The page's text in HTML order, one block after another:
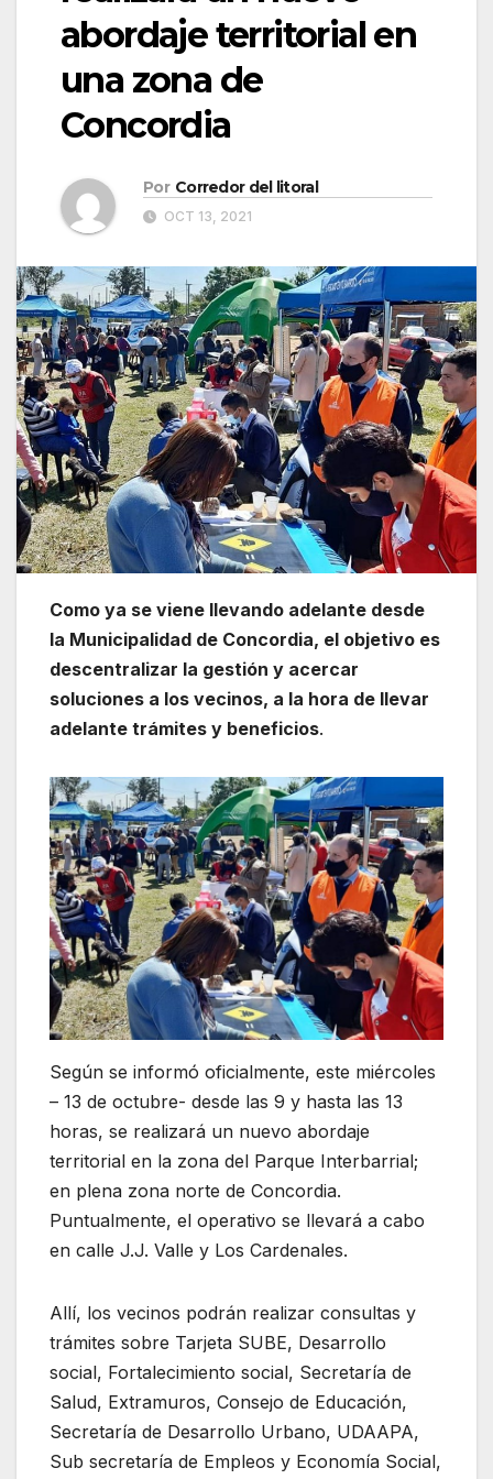
abordaje territorial en
una zona de
Concordia
Por Corredor del litoral
OCT 13, 2021
Como ya se viene llevando adelante desde
la Municipalidad de Concordia, el objetivo es
descentralizar la gestión y acercar
soluciones a los vecinos, a la hora de llevar
adelante trámites y beneficios.
Según se informó oficialmente, este miércoles
– 13 de octubre- desde las 9 y hasta las 13
horas, se realizará un nuevo abordaje
territorial en la zona del Parque Interbarrial;
en plena zona norte de Concordia.
Puntualmente, el operativo se llevará a cabo
en calle J.J. Valle y Los Cardenales.
Allí, los vecinos podrán realizar consultas y
trámites sobre Tarjeta SUBE, Desarrollo
social, Fortalecimiento social, Secretaría de
Salud, Extramuros, Consejo de Educación,
Secretaría de Desarrollo Urbano, UDAAPA,
Sub secretaría de Empleos y Economía Social,